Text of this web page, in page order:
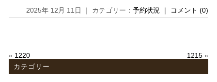
2025年 12月 11日 ｜ カテゴリー：予約状況 ｜ コメント (0)
« 1220 1215 »
カテゴリー